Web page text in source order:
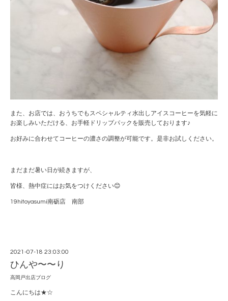
また、お店では、おうちでもスペシャルティ水出しアイスコーヒーを気軽に
お楽しみいただける、お手軽ドリップパックを販売しております♪
お好みに合わせてコーヒーの濃さの調整が可能です。是非お試しください。
まだまだ暑い日が続きますが、
皆様、熱中症にはお気をつけください😊
19hitoyasumi南砺店 南部
2021-07-18 23:03:00
ひんや〜〜り
高岡戸出店ブログ
こんにちは★☆